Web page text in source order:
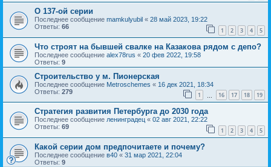
О 137-ой серии
Последнее сообщение mamkulyubil « 28 май 2023, 19:22
Ответы: 66 1 2 3 4 5
Что строят на бывшей свалке на Казакова рядом с депо?
Последнее сообщение alex78rus « 20 фев 2022, 19:58
Ответы: 9
Строительство у м. Пионерская
Последнее сообщение Metroschemes « 16 дек 2021, 18:34
Ответы: 279 1 16 17 18 19
Стратегия развития Петербурга до 2030 года
Последнее сообщение ленинградец « 02 авг 2021, 22:22
Ответы: 69 1 2 3 4 5
Какой серии дом предпочитаете и почему?
Последнее сообщение в40 « 31 мар 2021, 22:04
Ответы: 9